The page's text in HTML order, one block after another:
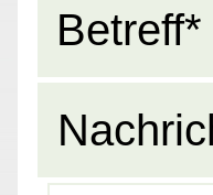
Betreff*